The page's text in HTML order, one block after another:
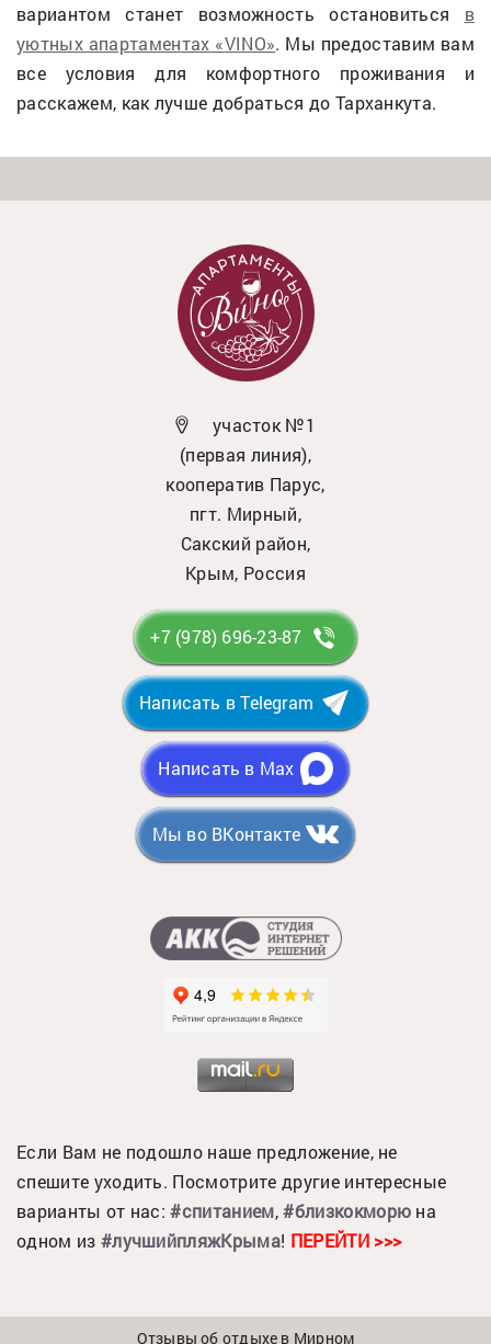
вариантом станет возможность остановиться в
уютных апартаментах «VINO». Мы предоставим вам
все условия для комфортного проживания и
расскажем, как лучше добраться до Тарханкута.
участок №1
(первая линия),
кооператив Парус,
пгт. Мирный,
Сакский район,
Крым, Россия
+7 (978) 696-23-87
Написать в Telegram
Написать в Max
Мы во ВКонтакте
Если Вам не подошло наше предложение, не
спешите уходить. Посмотрите другие интересные
варианты от нас:#спитанием, #близкокморю на
одном из #лучшийпляжКрыма! ПЕРЕЙТИ >>>
Отзывы об отдыхе в Мирном